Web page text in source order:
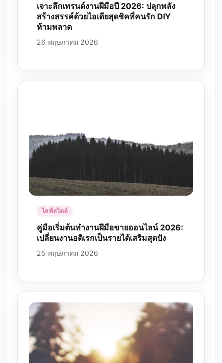
เจาะลึกเทรนด์งานฝีมือปี 2026: ปลุกพลัง
สร้างสรรค์ด้วยไอเดียสุดชิคที่คนรัก DIY
ห้ามพลาด
26 พฤษภาคม 2026
ไลฟ์สไตล์
คู่มือเริ่มต้นทำงานฝีมือขายออนไลน์ 2026:
เปลี่ยนงานอดิเรกเป็นรายได้เสริมสุดปัง
25 พฤษภาคม 2026